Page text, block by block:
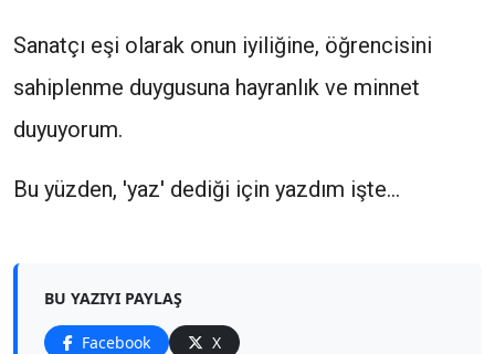
Sanatçı eşi olarak onun iyiliğine, öğrencisini
sahiplenme duygusuna hayranlık ve minnet
duyuyorum.
Bu yüzden, 'yaz' dediği için yazdım işte...
BU YAZIYI PAYLAŞ
Facebook X